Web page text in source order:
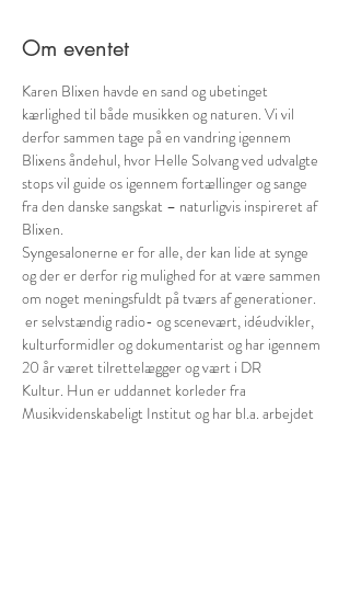
Om eventet
Karen Blixen havde en sand og ubetinget
kærlighed til både musikken og naturen. Vi vil
derfor sammen tage på en vandring igennem
Blixens åndehul, hvor Helle Solvang ved udvalgte
stops vil guide os igennem fortællinger og sange
fra den danske sangskat – naturligvis inspireret af
Blixen.
Syngesalonerne er for alle, der kan lide at synge
og der er derfor rig mulighed for at være sammen
om noget meningsfuldt på tværs af generationer.
kulturformidler og dokumentarist og har igennem
20 år været tilrettelægger og vært i DR
Kultur. Hun er uddannet korleder fra
Musikvidenskabeligt Institut og har bl.a. arbejdet